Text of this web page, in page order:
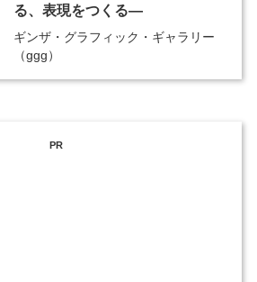
る、表現をつくる―
ギンザ・グラフィック・ギャラリー
（ggg）
PR